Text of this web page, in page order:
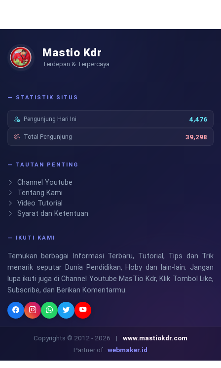
Mastio Kdr
Terdepan & Terpercaya
— STATISTIK SITUS
Pengunjung Hari Ini 4,476
Total Pengunjung 39,298
— TAUTAN PENTING
Channel Youtube
Tentang Kami
Video Tutorial
Syarat dan Ketentuan
— IKUTI KAMI
Temukan berbagai Informasi Terbaru, Tutorial, Tips dan Trik
menarik seputar Dunia Pendidikan, Hoby dan lain-lain. Jangan
lupa ikuti juga di Channel Youtube MasTio Kdr, Klik Tombol Like,
Subscribe, dan Berikan Komentarmu.
Copyrights © 2012 - 2026 |
www.mastiokdr.com
Partner of : webmaker.id